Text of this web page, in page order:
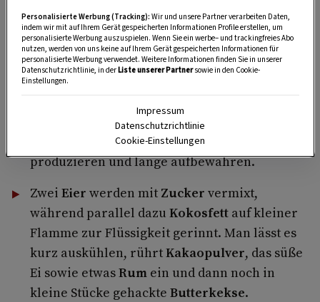
Bei ihr musste alles unkompliziert und schnell
funktionieren und gleichzeitig maximale
Applauswirkung erzeugen.
Der Zaunerstollen passte perfekt in ihr
Konzept.
Zubereitungdauert nicht länger als
ehrliche 20 Minuten; er lässt sich im Voraus
produzieren und lange aufbewahren.
Zwei Eier werden mit Zucker vermixt,
während parallel dazu Kokosfettauf kleiner
Flamme zur Flüssigkeit gerinnt. Man lässt es
kurz auskühlen, rührtKakaopulver, das süße
Ei sowie etwasRumein und dann noch in
kleine Stücke gehackte Butterkekse.
Personalisierte Werbung (Tracking): Wir und unsere Partner verarbeiten Daten,
indem wir mit auf Ihrem Gerät gespeicherten Informationen Profile erstellen, um
personalisierte Werbung auszuspielen. Wenn Sie ein werbe– und trackingfreies Abo
nutzen, werden von uns keine auf Ihrem Gerät gespeicherten Informationen für
personalisierte Werbung verwendet. Weitere Informationen finden Sie in unserer
Datenschutzrichtlinie, in derListe unserer Partnersowie in den Cookie-
Einstellungen.
Impressum
Datenschutzrichtlinie
Cookie-Einstellungen